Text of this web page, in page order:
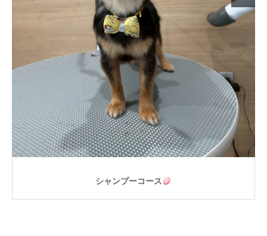
シャンプーコース